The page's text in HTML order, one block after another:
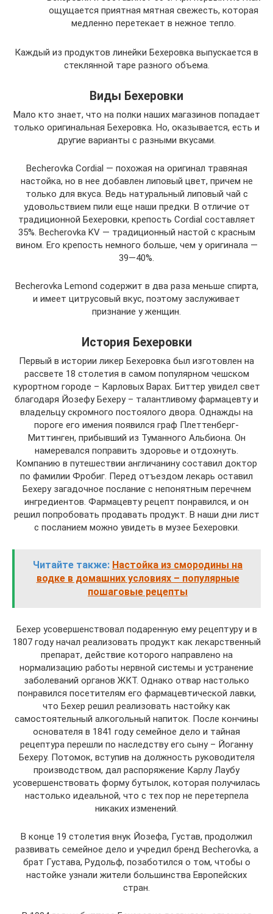
ощущается приятная мятная свежесть, которая
медленно перетекает в нежное тепло.
Каждый из продуктов линейки Бехеровка выпускается в
стеклянной таре разного объема.
Виды Бехеровки
Мало кто знает, что на полки наших магазинов попадает
только оригинальная Бехеровка. Но, оказывается, есть и
другие варианты с разными вкусами.
Becherovka Cordial — похожая на оригинал травяная
настойка, но в нее добавлен липовый цвет, причем не
только для вкуса. Ведь натуральный липовый чай с
удовольствием пили еще наши предки. В отличие от
традиционной Бехеровки, крепость Cordial составляет
35%. Becherovka KV — традиционный настой с красным
вином. Его крепость немного больше, чем у оригинала —
39—40%.
Becherovka Lemond содержит в два раза меньше спирта,
и имеет цитрусовый вкус, поэтому заслуживает
признание у женщин.
История Бехеровки
Первый в истории ликер Бехеровка был изготовлен на
рассвете 18 столетия в самом популярном чешском
курортном городе – Карловых Варах. Биттер увидел свет
благодаря Йозефу Бехеру – талантливому фармацевту и
владельцу скромного постоялого двора. Однажды на
пороге его имения появился граф Плеттенберг-
Миттинген, прибывший из Туманного Альбиона. Он
намеревался поправить здоровье и отдохнуть.
Компанию в путешествии англичанину составил доктор
по фамилии Фробиг. Перед отъездом лекарь оставил
Бехеру загадочное послание с непонятным перечнем
ингредиентов. Фармацевту рецепт понравился, и он
решил попробовать продавать продукт. В наши дни лист
с посланием можно увидеть в музее Бехеровки.
Читайте также: Настойка из смородины на
водке в домашних условиях – популярные
пошаговые рецепты
Бехер усовершенствовал подаренную ему рецептуру и в
1807 году начал реализовать продукт как лекарственный
препарат, действие которого направлено на
нормализацию работы нервной системы и устранение
заболеваний органов ЖКТ. Однако отвар настолько
понравился посетителям его фармацевтической лавки,
что Бехер решил реализовать настойку как
самостоятельный алкогольный напиток. После кончины
основателя в 1841 году семейное дело и тайная
рецептура перешли по наследству его сыну – Йоганну
Бехеру. Потомок, вступив на должность руководителя
производством, дал распоряжение Карлу Лаубу
усовершенствовать форму бутылок, которая получилась
настолько идеальной, что с тех пор не перетерпела
никаких изменений.
В конце 19 столетия внук Йозефа, Густав, продолжил
развивать семейное дело и учредил бренд Becherovka, а
брат Густава, Рудольф, позаботился о том, чтобы о
настойке узнали жители большинства Европейских
стран.